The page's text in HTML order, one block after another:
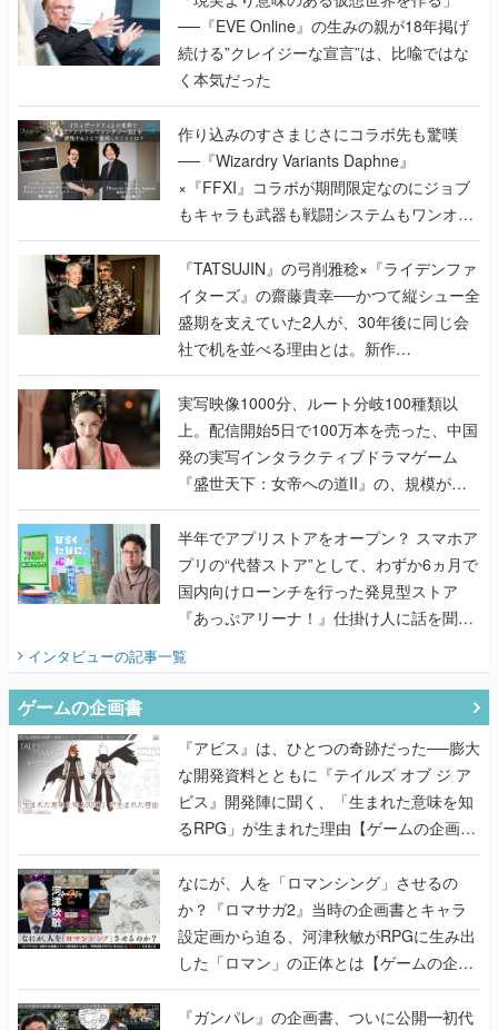
──『EVE Online』の生みの親が18年掲げ
続ける”クレイジーな宣言”は、比喩ではな
く本気だった
作り込みのすさまじさにコラボ先も驚嘆
──『Wizardry Variants Daphne』
×『FFXI』コラボが期間限定なのにジョブ
もキャラも武器も戦闘システムもワンオフ
で作り込まれた理由を両ディレクターに聞
く
『TATSUJIN』の弓削雅稔×『ライデンファ
イターズ』の齋藤貴幸──かつて縦シュー全
盛期を支えていた2人が、30年後に同じ会
社で机を並べる理由とは。新作
『TATSUJIN EXTREME』で初タッグを組
んだレジェンド2人に訊く開発秘話
実写映像1000分、ルート分岐100種類以
上。配信開始5日で100万本を売った、中国
発の実写インタラクティブドラマゲーム
『盛世天下：女帝への道II』の、規模が違
うこだわりをプロデューサーに聞いた
半年でアプリストアをオープン？ スマホア
プリの“代替ストア”として、わずか6ヵ月で
国内向けローンチを行った発見型ストア
『あっぷアリーナ！』仕掛け人に話を聞い
てみた
インタビューの記事一覧
ゲームの企画書
『アビス』は、ひとつの奇跡だった──膨大
な開発資料とともに『テイルズ オブ ジ ア
ビス』開発陣に聞く、「生まれた意味を知
るRPG」が生まれた理由【ゲームの企画
書】
なにが、人を「ロマンシング」させるの
か？『ロマサガ2』当時の企画書とキャラ
設定画から迫る、河津秋敏がRPGに生み出
した「ロマン」の正体とは【ゲームの企画
書】
『ガンパレ』の企画書、ついに公開━初代